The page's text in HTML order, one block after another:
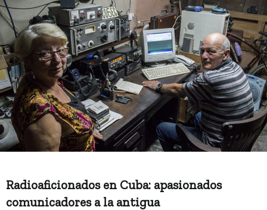
Radioaficionados en Cuba: apasionados
comunicadores a la antigua